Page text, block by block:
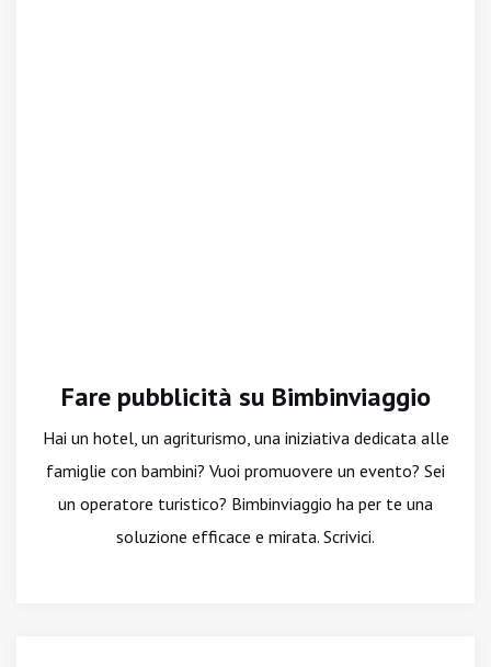
Fare pubblicità su Bimbinviaggio
Hai un hotel, un agriturismo, una iniziativa dedicata alle
famiglie con bambini? Vuoi promuovere un evento? Sei
un operatore turistico? Bimbinviaggio ha per te una
soluzione efficace e mirata. Scrivici.